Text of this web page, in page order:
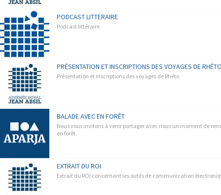
PODCAST LITTERAIRE
Podcast littéraire
PRÉSENTATION ET INSCRIPTIONS DES VOYAGES DE
Présentation et inscriptions des voyages de Rhéto
BALADE AVEC EN FORÊT
Nous vous invitons à venir partager avec nous un moment de
en forêt.
EXTRAIT DU ROI
Extrait du ROI concernant les outils de communication